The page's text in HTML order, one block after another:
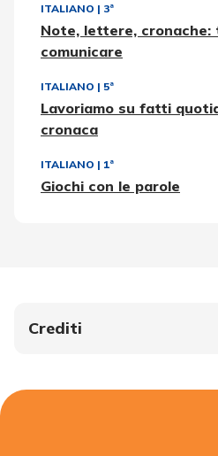
ITALIANO | 3ª
Note, lettere,
comunicare
ITALIANO | 5ª
Lavoriamo su fatti
cronaca
ITALIANO | 1ª
Giochi con le parole
Crediti